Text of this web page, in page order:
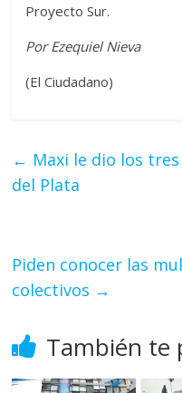
Proyecto Sur.
Por Ezequiel Nieva
(El Ciudadano)
← Maxi le dio los
del Plata
Piden conocer las
colectivos →
También te